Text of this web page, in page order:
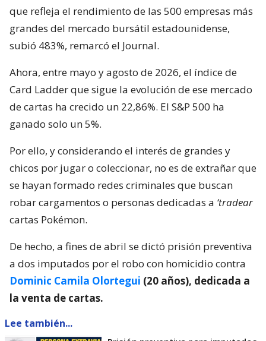
que refleja el rendimiento de las 500 empresas más
grandes del mercado bursátil estadounidense,
subió 483%, remarcó el Journal.
Ahora, entre mayo y agosto de 2026, el índice de
Card Ladder que sigue la evolución de ese mercado
de cartas ha crecido un 22,86%. El S&P 500 ha
ganado solo un 5%.
Por ello, y considerando el interés de grandes y
chicos por jugar o coleccionar, no es de extrañar que
se hayan formado redes criminales que buscan
robar cargamentos o personas dedicadas a ‘tradear
cartas Pokémon.
De hecho, a fines de abril se dictó prisión preventiva
a dos imputados por el robo con homicidio contra
Dominic Camila Olortegui (20 años), dedicada a
la venta de cartas.
Lee también...